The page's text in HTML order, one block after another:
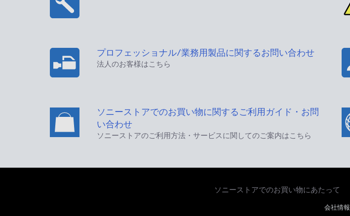
プロフェッショナル/業務用製品に関するお問い合わせ
法人のお客様はこちら
ソニーストアでのお買い物に関するご利用ガイド・お問
い合わせ
ソニーストアのご利用方法・サービスに関してのご案内はこちら
ソニーストアでのお買い物にあたって
会社情報